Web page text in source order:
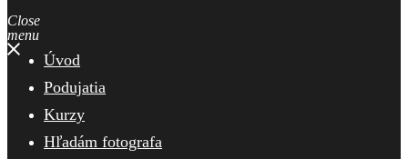
Close
menu
Úvod
Podujatia
Kurzy
Hľadám fotografa